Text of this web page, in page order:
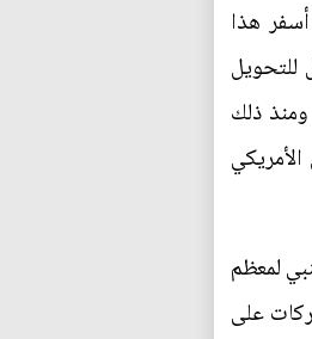
أسفر هذا
للتحويل
ذلك
لمعظم
على